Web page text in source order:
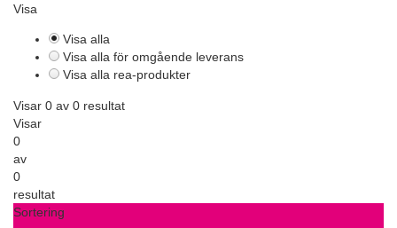
Visa
Visa alla
Visa alla för omgående leverans
Visa alla rea-produkter
Visar 0 av 0 resultat
Visar
0
av
0
resultat
Sortering